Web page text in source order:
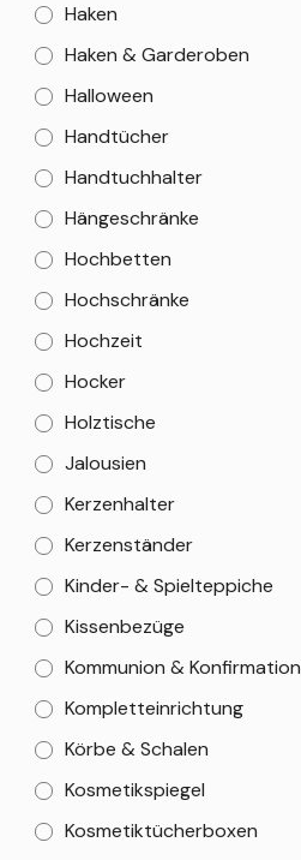
Haken
Haken & Garderoben
Halloween
Handtücher
Handtuchhalter
Hängeschränke
Hochbetten
Hochschränke
Hochzeit
Hocker
Holztische
Jalousien
Kerzenhalter
Kerzenständer
Kinder- & Spielteppiche
Kissenbezüge
Kommunion & Konfirmation
Kompletteinrichtung
Körbe & Schalen
Kosmetikspiegel
Kosmetiktücherboxen